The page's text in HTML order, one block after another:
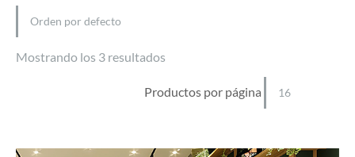
Mostrando los 3 resultados
Productos por página